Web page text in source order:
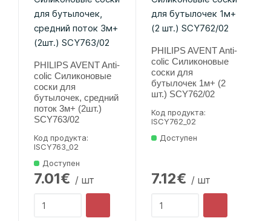
PHILIPS AVENT Anti-
colic Силиконовые
соски для
бутылочек, средний
поток 3м+ (2шт.)
SCY763/02
Код продукта:
lSCY763_02
Доступен
7.01€ / шт
PHILIPS AVENT Anti-
colic Силиконовые
соски для
бутылочек 1м+ (2
шт.) SCY762/02
Код продукта:
lSCY762_02
Доступен
7.12€ / шт